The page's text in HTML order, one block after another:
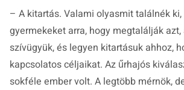
– A kitartás. Valami olyasmit találnék
gyermekeket arra, hogy megtalálják
szívügyük, és legyen kitartásuk ahhoz,
kapcsolatos céljaikat. Az űrhajós
sokféle ember volt. A legtöbb mérnök,